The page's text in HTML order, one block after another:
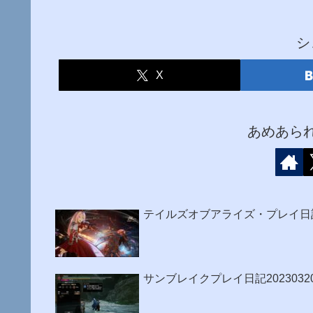
X
あめあら
テイルズオブアライズ・プレイ
サンブレイクプレイ日記